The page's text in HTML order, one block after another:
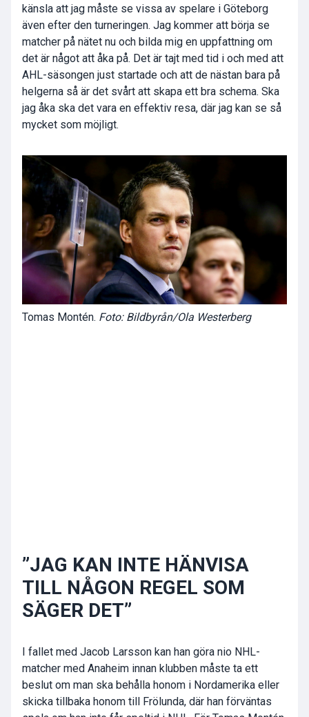
känsla att jag måste se vissa av spelare i Göteborg
även efter den turneringen. Jag kommer att börja se
matcher på nätet nu och bilda mig en uppfattning om
det är något att åka på. Det är tajt med tid i och med att
AHL-säsongen just startade och att de nästan bara på
helgerna så är det svårt att skapa ett bra schema. Ska
jag åka ska det vara en effektiv resa, där jag kan se så
mycket som möjligt.
Tomas Montén. Foto: Bildbyrån/Ola Westerberg
”JAG KAN INTE HÄNVISA
TILL NÅGON REGEL SOM
SÄGER DET”
I fallet med Jacob Larsson kan han göra nio NHL-
matcher med Anaheim innan klubben måste ta ett
beslut om man ska behålla honom i Nordamerika eller
skicka tillbaka honom till Frölunda, där han förväntas